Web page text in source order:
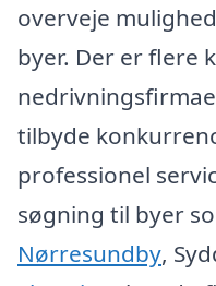
overveje
byer. Der er flere
tilbyde
professionel
søgning til byer
Nørresundby,